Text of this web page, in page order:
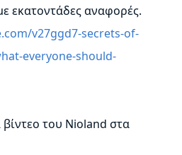
εκατοντάδες αναφορές.
v27ggd7-secrets-of-
everyone-should-
του Nioland στα